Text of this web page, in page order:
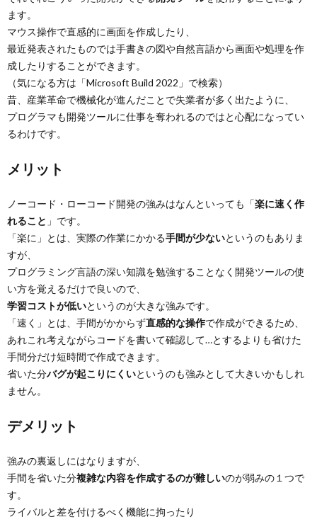
ます。
マウス操作で直感的に画面を作成したり、
最近発表されたものでは手書きの図や自然言語から画面や処理を作
成したりすることができます。
（気になる方は「Microsoft Build 2022」で検索）
昔、産業革命で機械化が進んだことで失業者が多く出たように、
プログラマも開発ツールに仕事を奪われるのではと心配になってい
るわけです。
メリット
ノーコード・ローコード開発の強みはなんといっても「楽に速く作
れること 」です。
「楽に」とは、実際の作業にかかる手間が少ないというのもありま
すが、
プログラミング言語の深い知識を勉強することなく開発ツールの使
い方を覚えるだけで良いので、
学習コストが低いというのが大きな強みです。
「速く」とは、手間がかからず直感的な操作で作成ができるため、
あれこれ考えながらコードを書いて確認して…とするよりも省けた
手間分だけ短時間で作成できます。
省いた分バグが起こりにくいというのも強みとして大きいかもしれ
ません。
デメリット
強みの裏返しにはなりますが、
手間を省いた分複雑な内容を作成するのが難しいのが弱みの１つで
す。
ライバルと差を付けるべく機能に拘ったり